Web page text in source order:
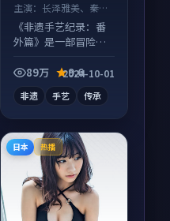
主演：长泽雅美、秦昊
等
《非遗手艺纪录：番
外篇》是一部冒险向
系层层推进，尾声常
89万 9.6
2024-10-01
非遗 手艺 传承
日本 热播